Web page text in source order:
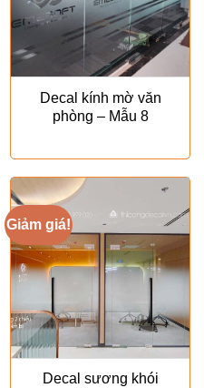
Decal kính mờ văn
phòng – Mẫu 8
Giảm giá!
Decal sương khói